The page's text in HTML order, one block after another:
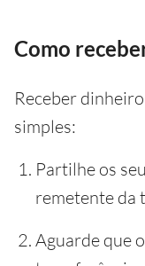
Como
Receber
simples:
Partilhe os
remetente da
Aguarde que